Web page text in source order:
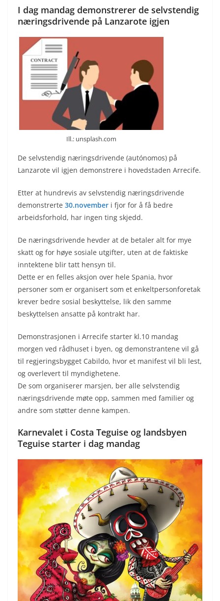
I dag mandag demonstrerer de selvstendig
næringsdrivende på Lanzarote igjen
Ill.: unsplash.com
De selvstendig næringsdrivende (autónomos) på
Lanzarote vil igjen demonstrere i hovedstaden Arrecife.
Etter at hundrevis av selvstendig næringsdrivende
demonstrerte 30.november i fjor for å få bedre
arbeidsforhold, har ingen ting skjedd.
De næringsdrivende hevder at de betaler alt for mye
skatt og for høye sosiale utgifter, uten at de faktiske
inntektene blir tatt hensyn til.
Dette er en felles aksjon over hele Spania, hvor
personer som er organisert som et enkeltpersonforetak
krever bedre sosial beskyttelse, lik den samme
beskyttelsen ansatte på kontrakt har.
Demonstrasjonen i Arrecife starter kl.10 mandag
morgen ved rådhuset i byen, og demonstrantene vil gå
til regjeringsbygget Cabildo, hvor et manifest vil bli lest,
og overlevert til myndighetene.
De som organiserer marsjen, ber alle selvstendig
næringsdrivende møte opp, sammen med familier og
andre som støtter denne kampen.
Karnevalet i Costa Teguise og landsbyen
Teguise starter i dag mandag